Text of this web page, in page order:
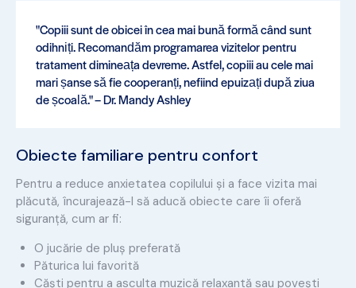
"Copiii sunt de obicei în cea mai bună formă când sunt
odihniți. Recomandăm programarea vizitelor pentru
tratament dimineața devreme. Astfel, copiii au cele mai
mari șanse să fie cooperanți, nefiind epuizați după ziua
de școală." – Dr. Mandy Ashley
Obiecte familiare pentru confort
Pentru a reduce anxietatea copilului și a face vizita mai
plăcută, încurajează-l să aducă obiecte care îi oferă
siguranță, cum ar fi:
O jucărie de pluș preferată
Păturica lui favorită
Căști pentru a asculta muzică relaxantă sau povești